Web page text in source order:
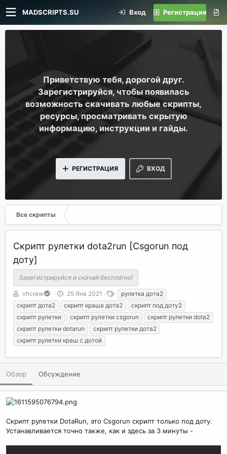
MADSCRIPTS.SU Вход Регистрация
Приветствую тебя, дорогой друг.
Зарегистрируйся, чтобы появилась
возможность скачивать любые скрипты,
ресурсы, просматривать скрытую
информацию, инструкции и гайды.
ВХОД
РЕГИСТРАЦИЯ
Все скрипты
Скрипт рулетки dota2run [Csgorun под
доту]
Зарегистрируйся и скачай бесплатно!
А
в
т
о
р
vhcrew
Д
а
т
а
с
о
з
д
а
н
и
я
25 Янв 2021
е
г
и
рулетка дота2
скрипт дота2
скрипт краша дота2
скрипт под доту2
скрипт рулетки
скрипт рулетки csgorun
скрипт рулетки dota2
скрипт рулетки dotarun
скрипт рулетки дота2
скрипт рулетки краш с дотой
Обзор Обсуждение
Скрипт рулетки DotaRun, это Csgorun скрипт только под доту.
Устанавливается точно также, как и здесь за 3 минуты -